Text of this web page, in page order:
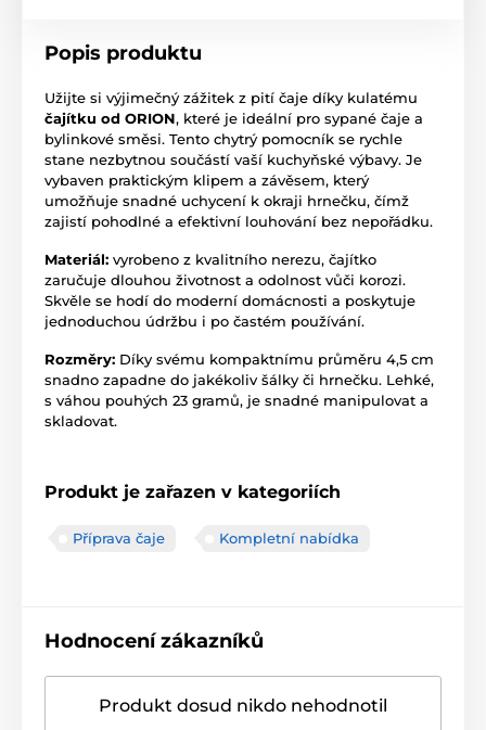
Popis produktu
Užijte si výjimečný zážitek z pití čaje díky kulatému
čajítku od ORION, které je ideální pro sypané čaje a
bylinkové směsi. Tento chytrý pomocník se rychle
stane nezbytnou součástí vaší kuchyňské výbavy. Je
vybaven praktickým klipem a závěsem, který
umožňuje snadné uchycení k okraji hrnečku, čímž
zajistí pohodlné a efektivní louhování bez nepořádku.
Materiál: vyrobeno z kvalitního nerezu, čajítko
zaručuje dlouhou životnost a odolnost vůči korozi.
Skvěle se hodí do moderní domácnosti a poskytuje
jednoduchou údržbu i po častém používání.
Rozměry: Díky svému kompaktnímu průměru 4,5 cm
snadno zapadne do jakékoliv šálky či hrnečku. Lehké,
s váhou pouhých 23 gramů, je snadné manipulovat a
skladovat.
Produkt je zařazen v kategoriích
Příprava čaje Kompletní nabídka
Hodnocení zákazníků
Produkt dosud nikdo nehodnotil